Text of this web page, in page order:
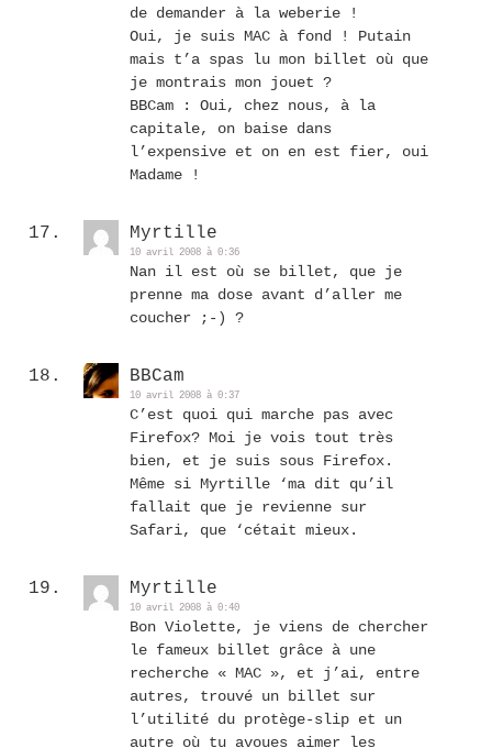
de demander à la weberie !
Oui, je suis MAC à fond ! Putain
mais t’a spas lu mon billet où que
je montrais mon jouet ?
BBCam : Oui, chez nous, à la
capitale, on baise dans
l’expensive et on en est fier, oui
Madame !
Myrtille
10 avril 2008 à 0:36
Nan il est où se billet, que je
prenne ma dose avant d’aller me
coucher ;-) ?
BBCam
10 avril 2008 à 0:37
C’est quoi qui marche pas avec
Firefox? Moi je vois tout très
bien, et je suis sous Firefox.
Même si Myrtille ‘ma dit qu’il
fallait que je revienne sur
Safari, que ‘cétait mieux.
Myrtille
10 avril 2008 à 0:40
Bon Violette, je viens de chercher
le fameux billet grâce à une
recherche « MAC », et j’ai, entre
autres, trouvé un billet sur
l’utilité du protège-slip et un
autre où tu avoues aimer les